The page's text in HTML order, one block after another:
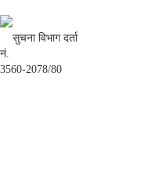
सुचना विभाग दर्ता
नं.
3560-2078/80